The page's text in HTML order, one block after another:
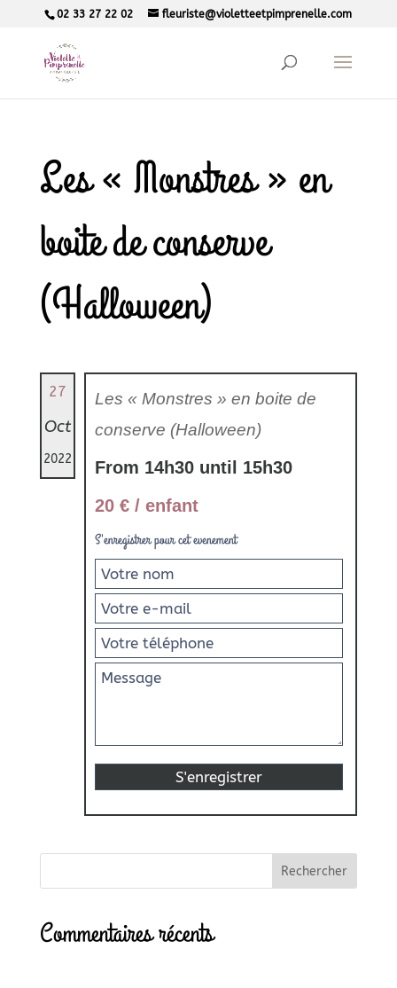
02 33 27 22 02 fleuriste@violetteetpimprenelle.com
Les « Monstres » en
boite de conserve
(Halloween)
27
Oct
2022
Les « Monstres » en boite de
conserve (Halloween)
From 14h30 until 15h30
20 € / enfant
S'enregistrer pour cet evenement
Commentaires récents